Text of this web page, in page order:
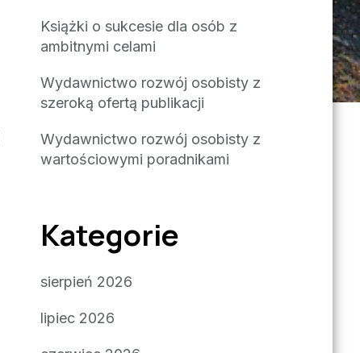
Książki o sukcesie dla osób z
ambitnymi celami
Wydawnictwo rozwój osobisty z
szeroką ofertą publikacji
Wydawnictwo rozwój osobisty z
wartościowymi poradnikami
Kategorie
sierpień 2026
lipiec 2026